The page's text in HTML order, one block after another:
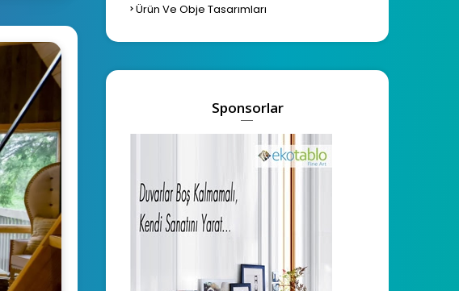
Ürün Ve Obje Tasarımları
Sponsorlar